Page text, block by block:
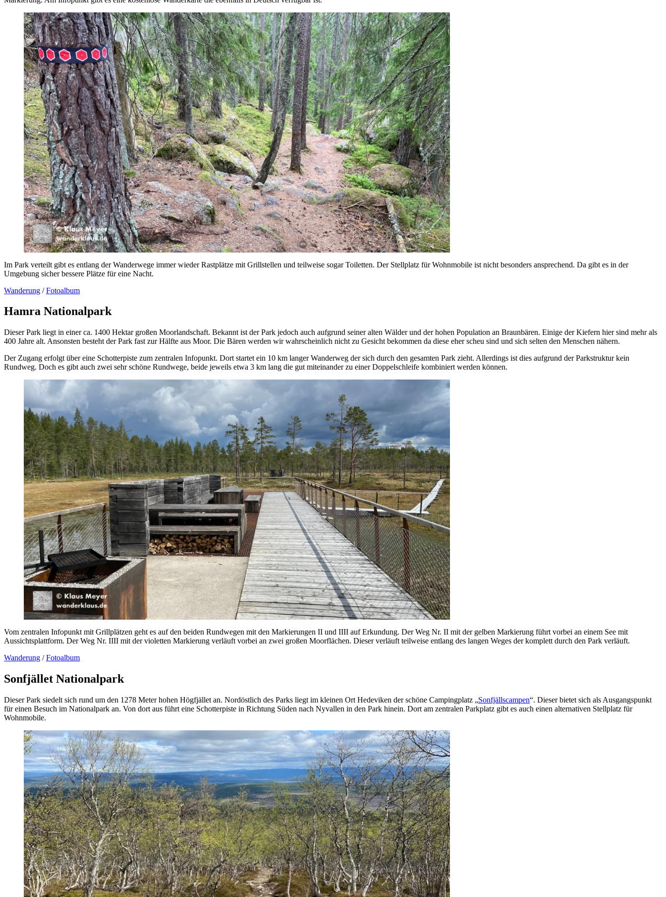
Im Park verteilt gibt es entlang der Wanderwege immer wieder Rastplätze mit Grillstellen und teilweise sogar Toiletten. Der Stellplatz für Wohnmobile ist nicht besonders ansprechend. Da gibt es in der
Umgebung sicher bessere Plätze für eine Nacht.
Wanderung /Fotoalbum
Hamra Nationalpark
Dieser Park liegt in einer ca. 1400 Hektar großen Moorlandschaft. Bekannt ist der Park jedoch auch aufgrund seiner alten Wälder und der hohen Population an Braunbären. Einige der Kiefern hier sind mehr als
400 Jahre alt. Ansonsten besteht der Park fast zur Hälfte aus Moor. Die Bären werden wir wahrscheinlich nicht zu Gesicht bekommen da diese eher scheu sind und sich selten den Menschen nähern.
Der Zugang erfolgt über eine Schotterpiste zum zentralen Infopunkt. Dort startet ein 10 km langer Wanderweg der sich durch den gesamten Park zieht. Allerdings ist dies aufgrund der Parkstruktur kein
Rundweg. Doch es gibt auch zwei sehr schöne Rundwege, beide jeweils etwa 3 km lang die gut miteinander zu einer Doppelschleife kombiniert werden können.
Vom zentralen Infopunkt mit Grillplätzen geht es auf den beiden Rundwegen mit den Markierungen II und IIII auf Erkundung. Der Weg Nr. II mit der gelben Markierung führt vorbei an einem See mit
Aussichtsplattform. Der Weg Nr. IIII mit der violetten Markierung verläuft vorbei an zwei großen Moorflächen. Dieser verläuft teilweise entlang des langen Weges der komplett durch den Park verläuft.
Wanderung /Fotoalbum
Sonfjället Nationalpark
Dieser Park siedelt sich rund um den 1278 Meter hohen Högfjället an. Nordöstlich des Parks liegt im kleinen Ort Hedeviken der schöne Campingplatz „Sonfjällscampen“. Dieser bietet sich als Ausgangspunkt
für einen Besuch im Nationalpark an. Von dort aus führt eine Schotterpiste in Richtung Süden nach Nyvallen in den Park hinein. Dort am zentralen Parkplatz gibt es auch einen alternativen Stellplatz für
Wohnmobile.